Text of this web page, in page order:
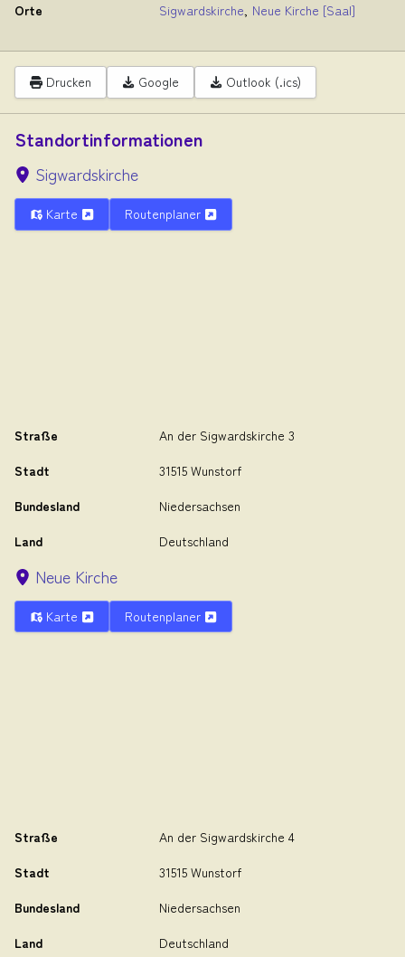
Orte
Sigwardskirche, Neue Kirche [Saal]
Drucken Google Outlook (.ics)
Standortinformationen
Sigwardskirche
Karte Routenplaner
Straße
An der Sigwardskirche 3
Stadt
31515 Wunstorf
Bundesland
Niedersachsen
Land
Deutschland
Neue Kirche
Karte Routenplaner
Straße
An der Sigwardskirche 4
Stadt
31515 Wunstorf
Bundesland
Niedersachsen
Land
Deutschland